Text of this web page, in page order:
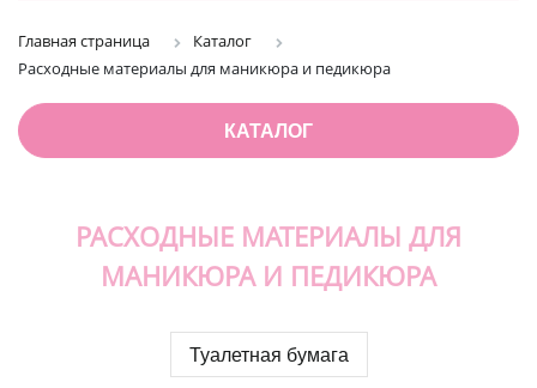
Главная страница
Каталог
Расходные материалы для маникюра и педикюра
КАТАЛОГ
РАСХОДНЫЕ МАТЕРИАЛЫ ДЛЯ
МАНИКЮРА И ПЕДИКЮРА
Туалетная бумага